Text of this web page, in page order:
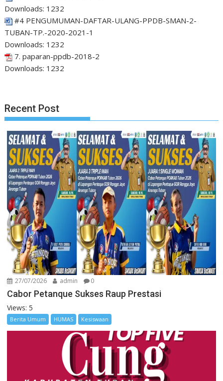
Downloads: 1232
#4 PENGUMUMAN-DAFTAR-ULANG-PPDB-SMAN-2-
TUBAN-TP.-2020-2021-1
Downloads: 1232
7. paparan-ppdb-2018-2
Downloads: 1232
Recent Post
27/07/2026 admin 0
Cabor Petanque Sukses Raup Prestasi
Views: 5
Berita Umum HUMAS Kesiswaan